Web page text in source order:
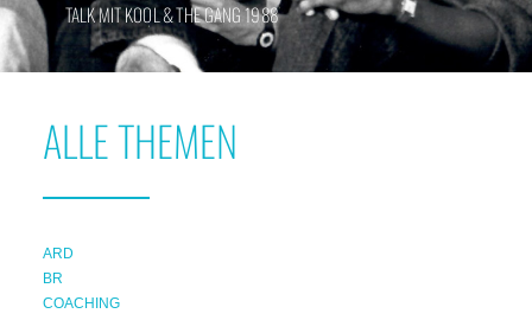
TALK MIT KOOL & THE GANG 1988
ALLE THEMEN
ARD
BR
COACHING